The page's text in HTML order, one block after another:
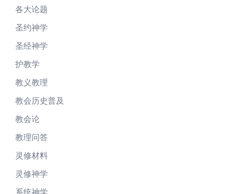
各大论题
圣约神学
圣经神学
护教学
教义教理
教会历史普及
教会论
教理问答
灵修材料
灵修神学
系统神学